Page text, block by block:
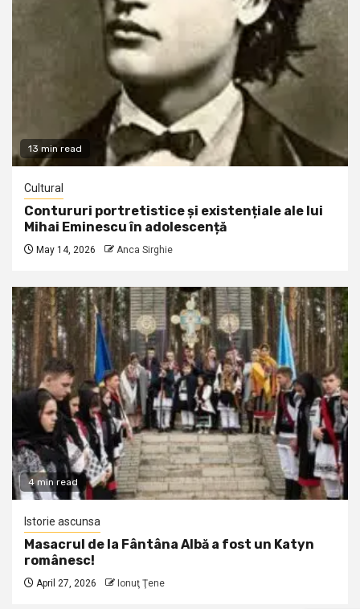
13 min read
Cultural
Contururi portretistice și existențiale ale lui
Mihai Eminescu în adolescență
May 14, 2026 Anca Sirghie
4 min read
Istorie ascunsa
Masacrul de la Fântâna Albă a fost un Katyn
românesc!
April 27, 2026 Ionuţ Ţene